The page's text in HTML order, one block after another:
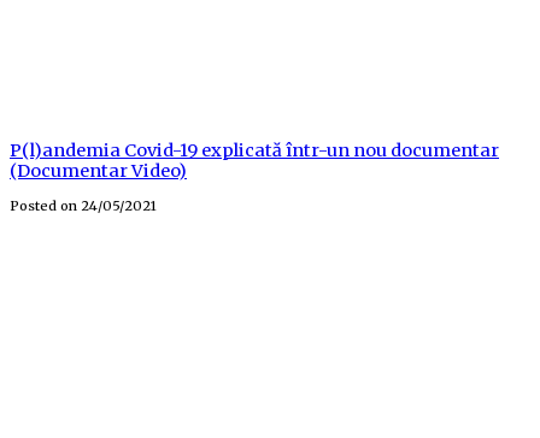
P(l)andemia Covid-19 explicată într-un nou documentar
(Documentar Video)
Posted on 24/05/2021